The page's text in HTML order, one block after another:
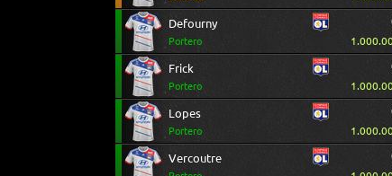
Defourny
Portero
Frick
Portero
Lopes
Portero
Vercoutre